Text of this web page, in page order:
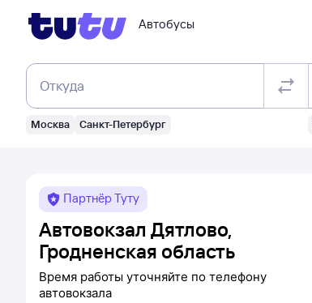
Автобусы
Откуда
Москва Санкт-Петербург
Партнёр Туту
Автовокзал Дятлово,
Гродненская область
Время работы уточняйте по телефону
автовокзала